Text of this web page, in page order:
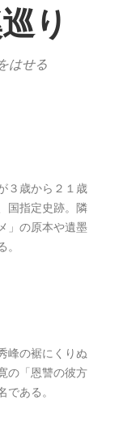
り
はせる
３歳から２１歳
国指定史跡。隣
」の原本や遺墨
峰の裾にくりぬ
の「恩讐の彼方
ある。